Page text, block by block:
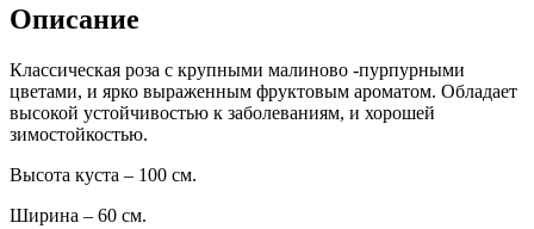
Описание
Классическая роза с крупными малиново -пурпурными
цветами, и ярко выраженным фруктовым ароматом. Обладает
высокой устойчивостью к заболеваниям, и хорошей
зимостойкостью.
Высота куста – 100 см.
Ширина – 60 см.